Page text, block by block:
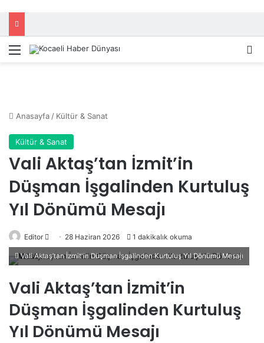
Menü
Anasayfa / Kültür & Sanat
Kültür & Sanat
Vali Aktaş’tan İzmit’in
Düşman İşgalinden Kurtuluş
Yıl Dönümü Mesajı
Editor
r
-
p
s
28 Haziran 2026 1 dakikalık okuma
Vali Aktaş’tan İzmit'in Düşman İşgalinden Kurtuluş Yıl Dönümü Mesajı
Vali Aktaş’tan İzmit’in
Düşman İşgalinden Kurtuluş
Yıl Dönümü Mesajı